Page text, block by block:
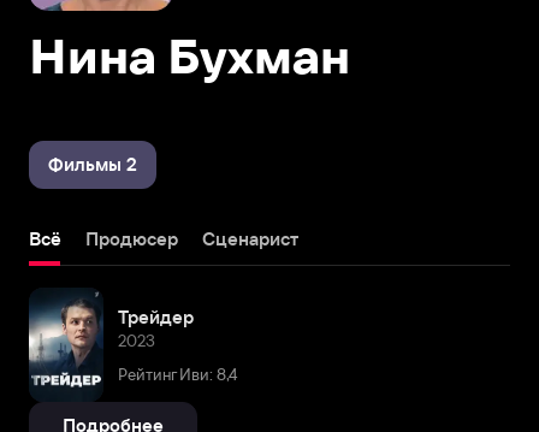
Нина Бухман
Фильмы 2
Всё Продюсер Сценарист
Трейдер
2023
Рейтинг Иви: 8,4
Подробнее